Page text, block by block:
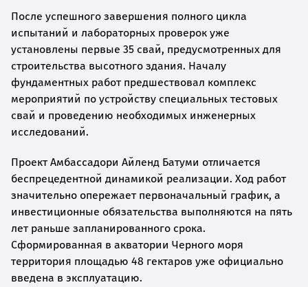
После успешного завершения полного цикла
испытаний и лабораторных проверок уже
установлены первые 35 свай, предусмотренных для
строительства высотного здания. Началу
фундаментных работ предшествовал комплекс
мероприятий по устройству специальных тестовых
свай и проведению необходимых инженерных
исследований.
Проект Амбассадори Айленд Батуми отличается
беспрецедентной динамикой реализации. Ход работ
значительно опережает первоначальный график, а
инвестиционные обязательства выполняются на пять
лет раньше запланированного срока.
Сформированная в акватории Черного моря
территория площадью 48 гектаров уже официально
введена в эксплуатацию.